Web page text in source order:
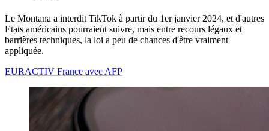
Le Montana a interdit TikTok à partir du 1er janvier 2024, et d'autres
Etats américains pourraient suivre, mais entre recours légaux et
barrières techniques, la loi a peu de chances d'être vraiment
appliquée.
EURACTIV France avec AFP